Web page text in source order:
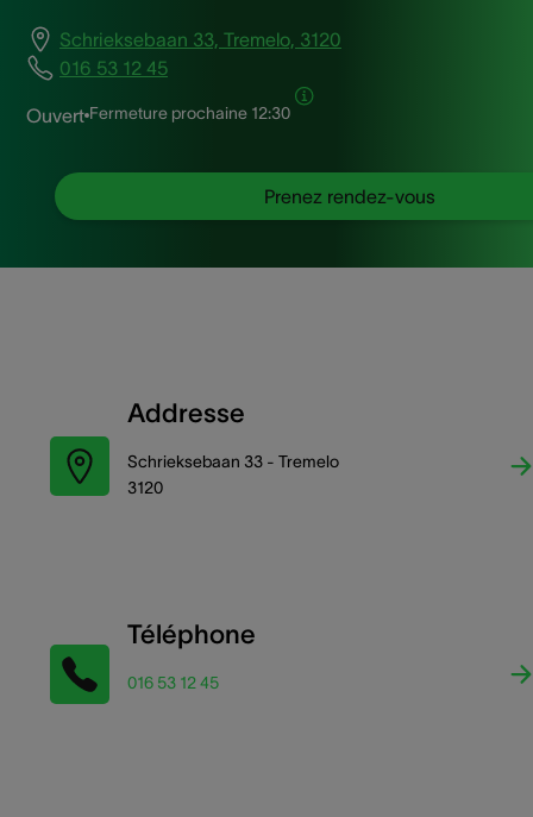
Schrieksebaan 33, Tremelo, 3120
016 53 12 45
Ouvert Fermeture prochaine 12:30
Prenez rendez-vous
Addresse
Schrieksebaan 33 - Tremelo
3120
Téléphone
016 53 12 45